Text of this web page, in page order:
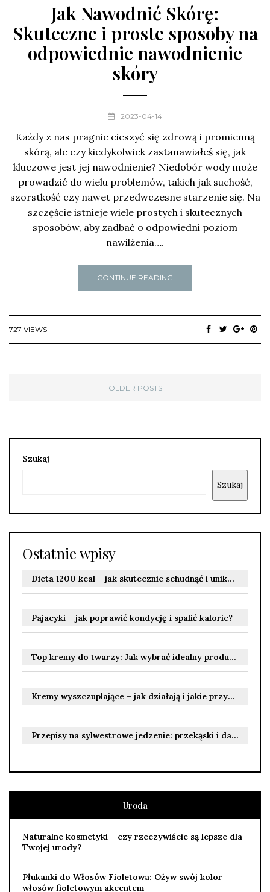
Jak Nawodnić Skórę:
Skuteczne i proste sposoby na
odpowiednie nawodnienie
skóry
2023-04-14
Każdy z nas pragnie cieszyć się zdrową i promienną
skórą, ale czy kiedykolwiek zastanawiałeś się, jak
kluczowe jest jej nawodnienie? Niedobór wody może
prowadzić do wielu problemów, takich jak suchość,
szorstkość czy nawet przedwczesne starzenie się. Na
szczęście istnieje wiele prostych i skutecznych
sposobów, aby zadbać o odpowiedni poziom
nawilżenia….
CONTINUE READING
727 VIEWS
OLDER POSTS
Szukaj
Szukaj
Ostatnie wpisy
Dieta 1200 kcal – jak skutecznie schudnąć i uniknąć ryzyka?
Pajacyki – jak poprawić kondycję i spalić kalorie?
Top kremy do twarzy: Jak wybrać idealny produkt dla siebie?
Kremy wyszczuplające – jak działają i jakie przynoszą efekty?
Przepisy na sylwestrowe jedzenie: przekąski i dania na ciepło
Uroda
Naturalne kosmetyki – czy rzeczywiście są lepsze dla
Twojej urody?
Płukanki do Włosów Fioletowa: Ożyw swój kolor
włosów fioletowym akcentem